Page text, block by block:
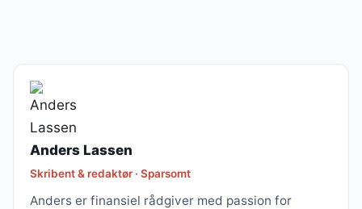
Anders Lassen
Skribent & redaktør · Sparsomt
Anders er finansiel rådgiver med passion for